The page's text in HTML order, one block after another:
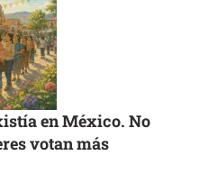
en México. No
votan más